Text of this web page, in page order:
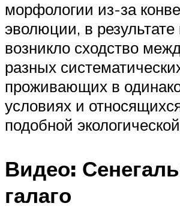
морфологии из-за
эволюции, в результате
возникло сходство
разных
проживающих в
условиях и
подобной
Видео:
галаго